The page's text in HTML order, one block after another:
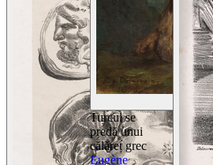
Turcul se
predă unui
călăreț grec
Eugène